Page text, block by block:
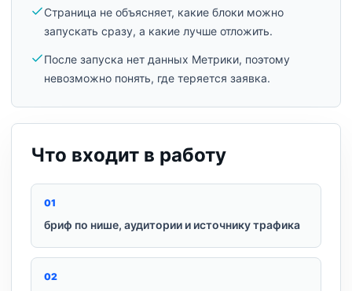
Страница не объясняет, какие блоки можно
запускать сразу, а какие лучше отложить.
После запуска нет данных Метрики, поэтому
невозможно понять, где теряется заявка.
Что входит в работу
01
бриф по нише, аудитории и источнику трафика
02